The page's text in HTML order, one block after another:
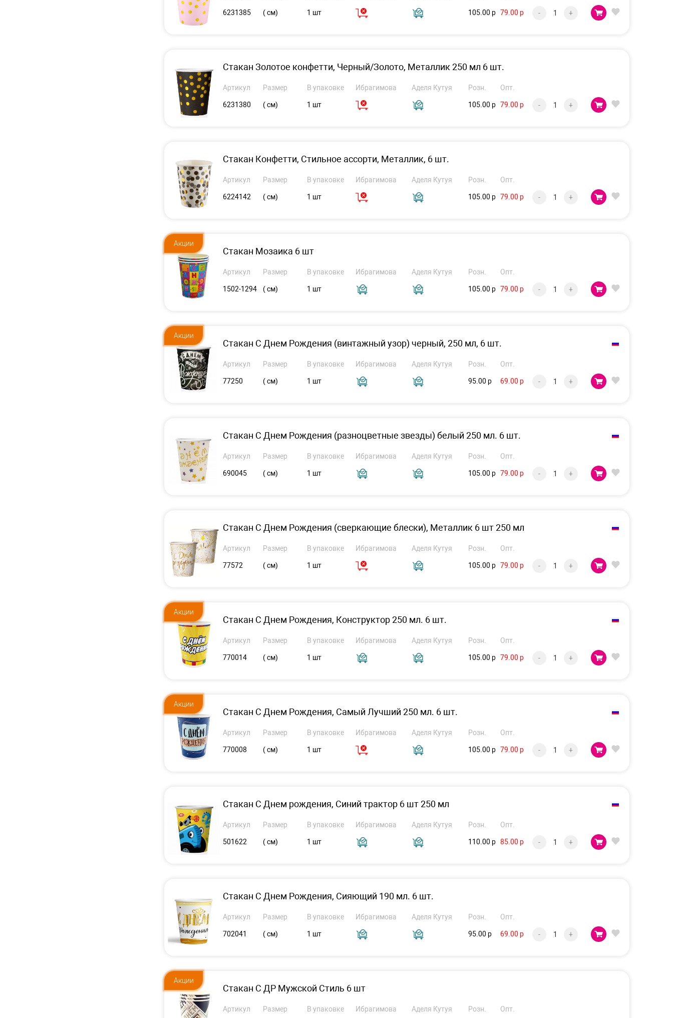
6231385 ( см) 1 шт 105.00 р 79.00 р - +
Стакан Золотое конфетти, Черный/Золото, Металлик 250 мл 6 шт.
Артикул Размер В упаковке Ибрагимова Аделя Кутуя Розн. Опт.
6231380 ( см) 1 шт 105.00 р 79.00 р - +
Стакан Конфетти, Стильное ассорти, Металлик, 6 шт.
Артикул Размер В упаковке Ибрагимова Аделя Кутуя Розн. Опт.
6224142 ( см) 1 шт 105.00 р 79.00 р - +
Стакан Мозаика 6 шт
Артикул Размер В упаковке Ибрагимова Аделя Кутуя Розн. Опт.
1502-1294 ( см) 1 шт 105.00 р 79.00 р - +
Акции
Стакан С Днем Рождения (винтажный узор) черный, 250 мл, 6 шт.
Артикул Размер В упаковке Ибрагимова Аделя Кутуя Розн. Опт.
77250 ( см) 1 шт 95.00 р 69.00 р - +
Акции
Стакан С Днем Рождения (разноцветные звезды) белый 250 мл. 6 шт.
Артикул Размер В упаковке Ибрагимова Аделя Кутуя Розн. Опт.
690045 ( см) 1 шт 105.00 р 79.00 р - +
Стакан С Днем Рождения (сверкающие блески), Металлик 6 шт 250 мл
Артикул Размер В упаковке Ибрагимова Аделя Кутуя Розн. Опт.
77572 ( см) 1 шт 105.00 р 79.00 р - +
Стакан С Днем Рождения, Конструктор 250 мл. 6 шт.
Артикул Размер В упаковке Ибрагимова Аделя Кутуя Розн. Опт.
770014 ( см) 1 шт 105.00 р 79.00 р - +
Акции
Стакан С Днем Рождения, Самый Лучший 250 мл. 6 шт.
Артикул Размер В упаковке Ибрагимова Аделя Кутуя Розн. Опт.
770008 ( см) 1 шт 105.00 р 79.00 р - +
Акции
Стакан С Днем рождения, Синий трактор 6 шт 250 мл
Артикул Размер В упаковке Ибрагимова Аделя Кутуя Розн. Опт.
501622 ( см) 1 шт 110.00 р 85.00 р - +
Стакан С Днем Рождения, Сияющий 190 мл. 6 шт.
Артикул Размер В упаковке Ибрагимова Аделя Кутуя Розн. Опт.
702041 ( см) 1 шт 95.00 р 69.00 р - +
Стакан С ДР Мужской Стиль 6 шт
Артикул Размер В упаковке Ибрагимова Аделя Кутуя Розн. Опт.
Акции